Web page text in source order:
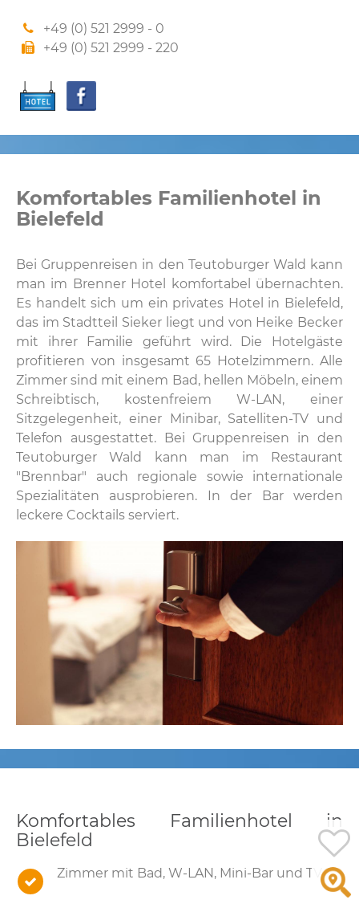
+49 (0) 521 2999 - 0
+49 (0) 521 2999 - 220
Komfortables Familienhotel in
Bielefeld
Bei Gruppenreisen in den Teutoburger Wald kann
man im Brenner Hotel komfortabel übernachten.
Es handelt sich um ein privates Hotel in Bielefeld,
das im Stadtteil Sieker liegt und von Heike Becker
mit ihrer Familie geführt wird. Die Hotelgäste
profitieren von insgesamt 65 Hotelzimmern. Alle
Zimmer sind mit einem Bad, hellen Möbeln, einem
Schreibtisch, kostenfreiem W-LAN, einer
Sitzgelegenheit, einer Minibar, Satelliten-TV und
Telefon ausgestattet. Bei Gruppenreisen in den
Teutoburger Wald kann man im Restaurant
"Brennbar" auch regionale sowie internationale
Spezialitäten ausprobieren. In der Bar werden
leckere Cocktails serviert.
Komfortables Familienhotel in
Bielefeld
Zimmer mit Bad, W-LAN, Mini-Bar und TV